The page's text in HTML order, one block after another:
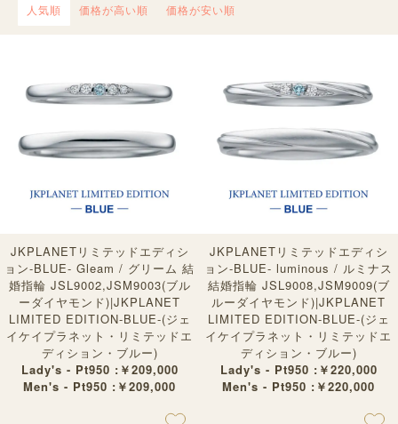
人気順 価格が高い順 価格が安い順
JKPLANETリミテッドエディシ
ョン-BLUE- Gleam / グリーム 結
婚指輪 JSL9002,JSM9003(ブル
ーダイヤモンド)|JKPLANET
LIMITED EDITION-BLUE-(ジェ
イケイプラネット・リミテッドエ
ディション・ブルー)
Lady's - Pt950 :￥209,000
Men's - Pt950 :￥209,000
JKPLANETリミテッドエディシ
ョン-BLUE- luminous / ルミナス
結婚指輪 JSL9008,JSM9009(ブ
ルーダイヤモンド)|JKPLANET
LIMITED EDITION-BLUE-(ジェ
イケイプラネット・リミテッドエ
ディション・ブルー)
Lady's - Pt950 :￥220,000
Men's - Pt950 :￥220,000